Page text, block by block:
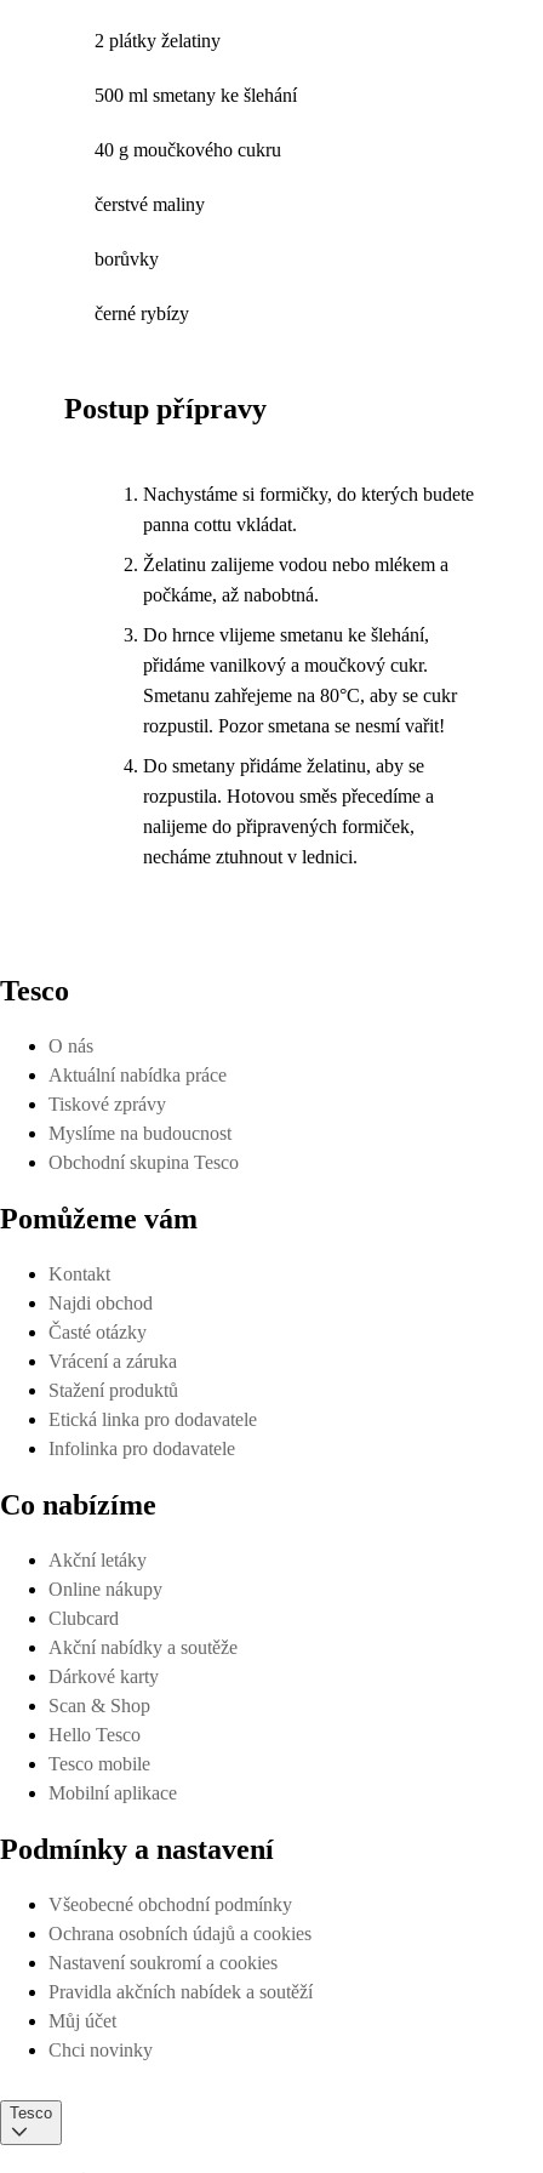
2 plátky želatiny
500 ml smetany ke šlehání
40 g moučkového cukru
čerstvé maliny
borůvky
černé rybízy
Postup přípravy
Nachystáme si formičky, do kterých budete
panna cottu vkládat.
Želatinu zalijeme vodou nebo mlékem a
počkáme, až nabobtná.
Do hrnce vlijeme smetanu ke šlehání,
přidáme vanilkový a moučkový cukr.
Smetanu zahřejeme na 80°C, aby se cukr
rozpustil. Pozor smetana se nesmí vařit!
Do smetany přidáme želatinu, aby se
rozpustila. Hotovou směs přecedíme a
nalijeme do připravených formiček,
necháme ztuhnout v lednici.
Tesco
O nás
Aktuální nabídka práce
Tiskové zprávy
Myslíme na budoucnost
Obchodní skupina Tesco
Pomůžeme vám
Kontakt
Najdi obchod
Časté otázky
Vrácení a záruka
Stažení produktů
Etická linka pro dodavatele
Infolinka pro dodavatele
Co nabízíme
Akční letáky
Online nákupy
Clubcard
Akční nabídky a soutěže
Dárkové karty
Scan & Shop
Hello Tesco
Tesco mobile
Mobilní aplikace
Podmínky a nastavení
Všeobecné obchodní podmínky
Ochrana osobních údajů a cookies
Nastavení soukromí a cookies
Pravidla akčních nabídek a soutěží
Můj účet
Chci novinky
Tesco